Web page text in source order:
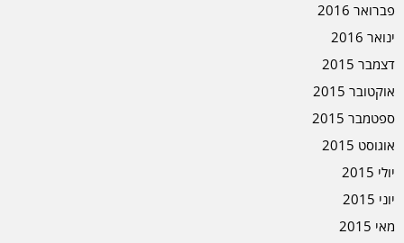
פברואר 2016
ינואר 2016
דצמבר 2015
אוקטובר 2015
ספטמבר 2015
אוגוסט 2015
יולי 2015
יוני 2015
מאי 2015